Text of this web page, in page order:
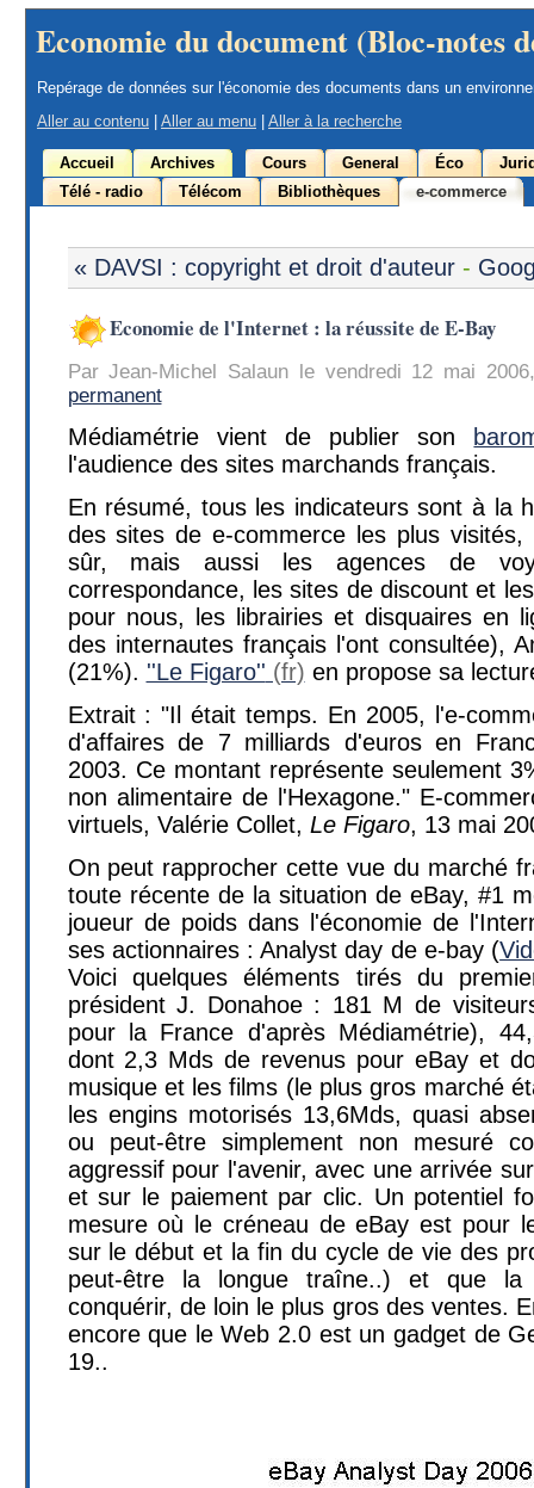
Economie du document (Bloc-notes
Repérage de données sur l'économie des documents dans un
Aller au contenu
Aller au menu Aller à la recherche
Accueil Archives Cours General Éco
Télé - radio
Télécom Bibliothèques e-commerce
« DAVSI : copyright et droit d'auteur -
Economie de l'Internet : la réussite de E-Bay
Par Jean-Michel Salaun le vendredi 12 mai
permanent
Médiamétrie vient de publier son
l'audience des sites marchands français.
En résumé, tous les indicateurs sont à la
des sites de e-commerce les plus
sûr, mais aussi les agences de
correspondance, les sites de discount et
pour nous, les librairies et disquaires en
des internautes français l'ont consultée),
(21%). ''Le Figaro''
en propose sa
Extrait : "Il était temps. En 2005, l'e-
d'affaires de 7 milliards d'euros en
2003. Ce montant représente seulement
non alimentaire de l'Hexagone." E-
virtuels, Valérie Collet, Le Figaro, 13 mai
On peut rapprocher cette vue du marché
toute récente de la situation de eBay, #1
joueur de poids dans l'économie de
ses actionnaires : Analyst day de e-bay (
Voici quelques éléments tirés du
président J. Donahoe : 181 M de
pour la France d'après Médiamétrie),
dont 2,3 Mds de revenus pour eBay et
musique et les films (le plus gros marché
les engins motorisés 13,6Mds, quasi
ou peut-être simplement non mesuré
aggressif pour l'avenir, avec une arrivée
et sur le paiement par clic. Un potentiel
mesure où le créneau de eBay est pour
sur le début et la fin du cycle de vie des
peut-être la longue traîne..) et que
conquérir, de loin le plus gros des ventes.
encore que le Web 2.0 est un gadget de
19..